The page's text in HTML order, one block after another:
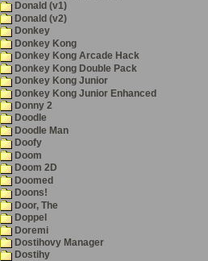
Donald (v1)
Donald (v2)
Donkey
Donkey Kong
Donkey Kong Arcade Hack
Donkey Kong Double Pack
Donkey Kong Junior
Donkey Kong Junior Enhanced
Donny 2
Doodle
Doodle Man
Doofy
Doom
Doom 2D
Doomed
Doons!
Door, The
Doppel
Doremi
Dostihovy Manager
Dostihy